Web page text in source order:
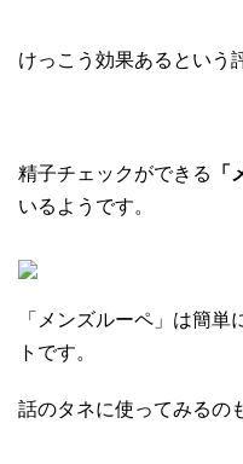
けっこう効果あるという
精子チェックができる 「
いるようです。
「メンズルーペ」は簡
トです。
話のタネに使ってみるの